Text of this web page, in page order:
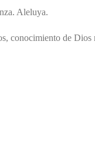
Aleluya.
conocimiento de Dios